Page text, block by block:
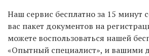
Чтобы подать документы через
их в нашем «Умном сервисе» и
МФЦ самостоятельно.
Наш сервис бесплатно за 15 минут
вас пакет документов на
можете воспользоваться нашей
«Опытный специалист», и вашими